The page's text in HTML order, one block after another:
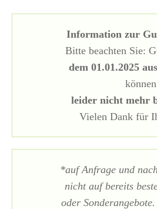
Information zur
Bitte beachten Sie:
dem 01.01.2025
leider nicht mehr
Vielen Dank für
*auf Anfrage und
nicht auf bereits
oder